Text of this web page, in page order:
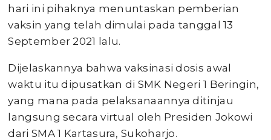
hari ini pihaknya menuntaskan pemberian
vaksin yang telah dimulai pada tanggal 13
September 2021 lalu.
Dijelaskannya bahwa vaksinasi dosis awal
waktu itu dipusatkan di SMK Negeri 1 Beringin,
yang mana pada pelaksanaannya ditinjau
langsung secara virtual oleh Presiden Jokowi
dari SMA 1 Kartasura, Sukoharjo.